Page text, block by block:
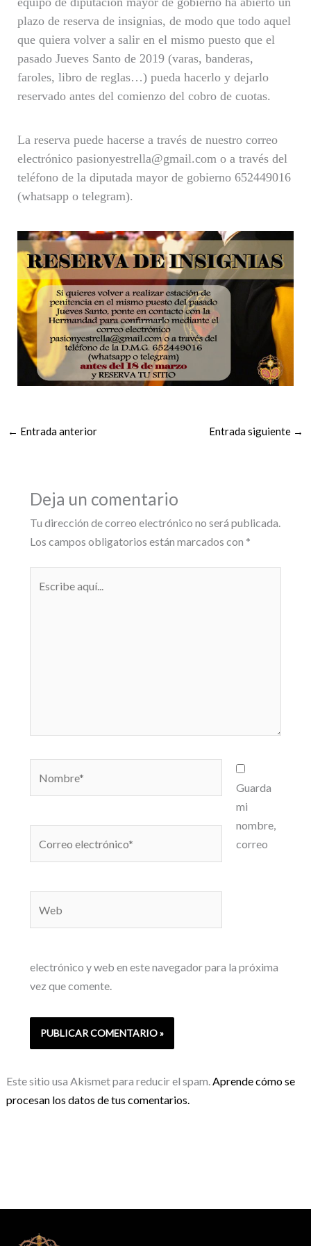
plazo de reserva de insignias, de modo que todo aquel
que quiera volver a salir en el mismo puesto que el
pasado Jueves Santo de 2019 (varas, banderas,
faroles, libro de reglas…) pueda hacerlo y dejarlo
reservado antes del comienzo del cobro de cuotas.
La reserva puede hacerse a través de nuestro correo
electrónico pasionyestrella@gmail.com o a través del
teléfono de la diputada mayor de gobierno 652449016
(whatsapp o telegram).
← Entrada anterior Entrada siguiente →
Deja un comentario
Tu dirección de correo electrónico no será publicada.
Los campos obligatorios están marcados con *
aquí...
electrónico*
Guarda
mi
nombre,
correo
electrónico y web en este navegador para la próxima
vez que comente.
Este sitio usa Akismet para reducir el spam. Aprende cómo se
procesan los datos de tus comentarios.